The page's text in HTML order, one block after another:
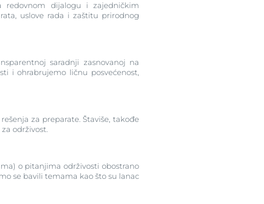
redovnom dijalogu i zajedničkim
uslove rada i zaštitu prirodnog
saradnji zasnovanoj na
i ohrabrujemo ličnu posvećenost,
za preparate. Štaviše, takođe
održivost.
o pitanjima održivosti obostrano
se bavili temama kao što su lanac